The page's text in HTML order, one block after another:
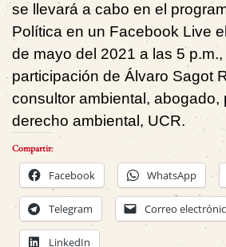
se llevará a cabo en el
Política en un Facebook Live
de mayo del 2021 a las 5 p.m.,
participación de Álvaro Sagot
consultor ambiental, abogado,
derecho ambiental, UCR.
Compartir:
Facebook WhatsApp
Telegram Correo
LinkedIn